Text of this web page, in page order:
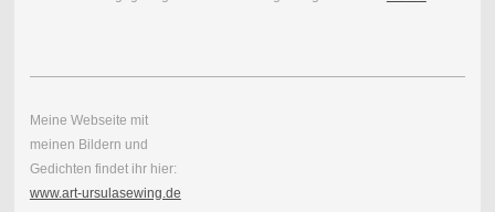
Meine Webseite mit
meinen Bildern und
Gedichten findet ihr hier:
www.art-ursulasewing.de